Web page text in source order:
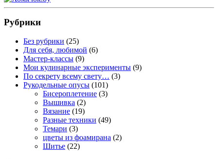
Рубрики
Без рубрики (25)
Для себя, любимой (6)
Мастер-классы (9)
Мои кулинарные эксперименты (9)
По секрету всему свету… (3)
Рукодельные опусы (101)
Бисероплетение (3)
Вышивка (2)
Вязание (19)
Разные техники (49)
Темари (3)
цветы из фоамирана (2)
Шитье (22)